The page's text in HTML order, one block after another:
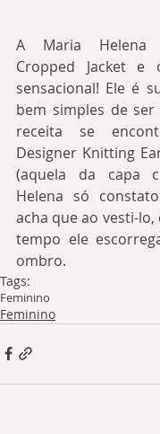
A Maria Helena
Cropped Jacket
sensacional! Ele é
bem simples de ser
receita se
Designer Knitting
(aquela da capa
Helena só
acha que ao vesti-
tempo ele
ombro.
Tags:
Feminino
Feminino